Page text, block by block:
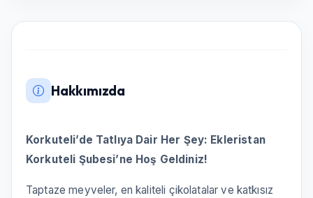
Hakkımızda
Korkuteli’de Tatlıya Dair Her Şey: Ekleristan
Korkuteli Şubesi’ne Hoş Geldiniz!
Taptaze meyveler, en kaliteli çikolatalar ve katkısız